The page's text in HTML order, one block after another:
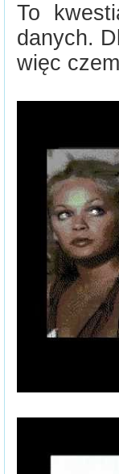
To
danych.
więc